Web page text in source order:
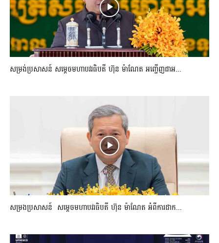
សម្រង់ប្រសាសន៍ សម្ដេចមហាបវរធិបតី ហ៊ុន ម៉ាណែត អញ្ជើញជាអ...
សម្រងប្រសាសន៍ សម្ដេចមហាបវរធិបតី ហ៊ុន ម៉ាណែត អំពីការដាក...